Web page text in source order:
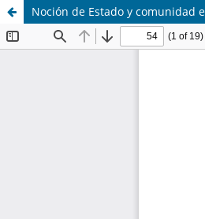
Noción de Estado y comunidad